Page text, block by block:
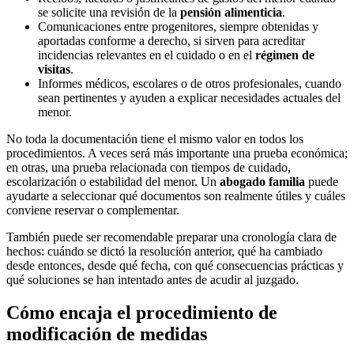
se solicite una revisión de la pensión alimenticia.
Comunicaciones entre progenitores, siempre obtenidas y
aportadas conforme a derecho, si sirven para acreditar
incidencias relevantes en el cuidado o en el régimen de
visitas.
Informes médicos, escolares o de otros profesionales, cuando
sean pertinentes y ayuden a explicar necesidades actuales del
menor.
No toda la documentación tiene el mismo valor en todos los
procedimientos. A veces será más importante una prueba económica;
en otras, una prueba relacionada con tiempos de cuidado,
escolarización o estabilidad del menor. Un abogado familia puede
ayudarte a seleccionar qué documentos son realmente útiles y cuáles
conviene reservar o complementar.
También puede ser recomendable preparar una cronología clara de
hechos: cuándo se dictó la resolución anterior, qué ha cambiado
desde entonces, desde qué fecha, con qué consecuencias prácticas y
qué soluciones se han intentado antes de acudir al juzgado.
Cómo encaja el procedimiento de
modificación de medidas